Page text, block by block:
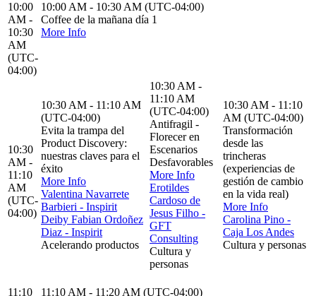
10:00
AM -
10:30
AM
(UTC-
04:00)
10:00 AM - 10:30 AM (UTC-04:00)
Coffee de la mañana día 1
More Info
10:30
AM -
11:10
AM
(UTC-
04:00)
10:30 AM - 11:10 AM
(UTC-04:00)
Evita la trampa del
Product Discovery:
nuestras claves para el
éxito
More Info
Valentina Navarrete
Barbieri - Inspirit
Deiby Fabian Ordoñez
Diaz - Inspirit
Acelerando productos
10:30 AM -
11:10 AM
(UTC-04:00)
Antifragil -
Florecer en
Escenarios
Desfavorables
More Info
Erotildes
Cardoso de
Jesus Filho -
GFT
Consulting
Cultura y
personas
10:30 AM - 11:10
AM (UTC-04:00)
Transformación
desde las
trincheras
(experiencias de
gestión de cambio
en la vida real)
More Info
Carolina Pino -
Caja Los Andes
Cultura y personas
11:10
11:10 AM - 11:20 AM (UTC-04:00)